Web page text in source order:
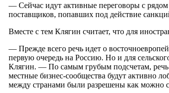
— Сейчас идут активные переговоры с
поставщиков, попавших под действие
Вместе с тем Клягин считает, что для
— Прежде всего речь идет о
первую очередь на Россию. Но и для
Клягин. — По самым грубым подсчетам, речь
местные бизнес-сообщества будут активно
между странами были разрешены как можно